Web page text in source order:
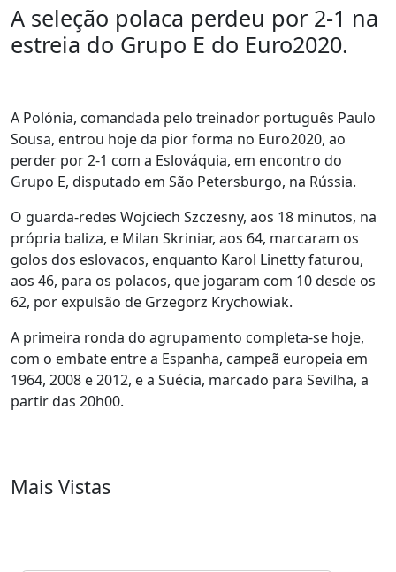
A seleção polaca perdeu por 2-1 na
estreia do Grupo E do Euro2020.
A Polónia, comandada pelo treinador português Paulo
Sousa, entrou hoje da pior forma no Euro2020, ao
perder por 2-1 com a Eslováquia, em encontro do
Grupo E, disputado em São Petersburgo, na Rússia.
O guarda-redes Wojciech Szczesny, aos 18 minutos, na
própria baliza, e Milan Skriniar, aos 64, marcaram os
golos dos eslovacos, enquanto Karol Linetty faturou,
aos 46, para os polacos, que jogaram com 10 desde os
62, por expulsão de Grzegorz Krychowiak.
A primeira ronda do agrupamento completa-se hoje,
com o embate entre a Espanha, campeã europeia em
1964, 2008 e 2012, e a Suécia, marcado para Sevilha, a
partir das 20h00.
Mais Vistas